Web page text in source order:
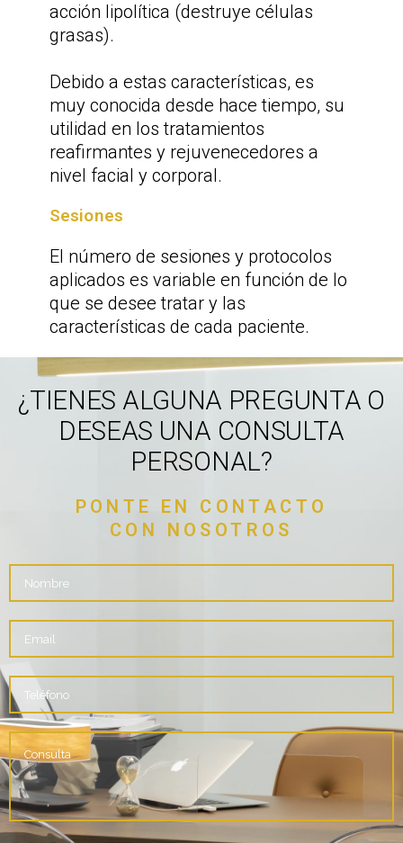
acción lipolítica (destruye células
grasas).
Debido a estas características, es
muy conocida desde hace tiempo, su
utilidad en los tratamientos
reafirmantes y rejuvenecedores a
nivel facial y corporal.
Sesiones
El número de sesiones y protocolos
aplicados es variable en función de lo
que se deseetratar y las
características de cada paciente.
¿TIENES ALGUNA PREGUNTA O
DESEAS UNA CONSULTA
PERSONAL?
PONTE EN CONTACTO
CON NOSOTROS